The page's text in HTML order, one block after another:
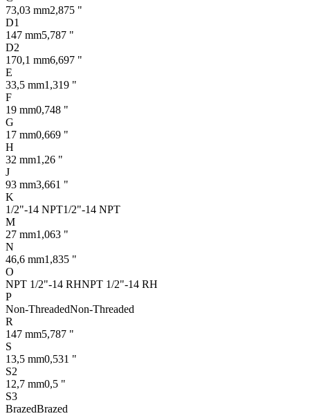
73,03 mm2,875 "
D1
147 mm5,787 "
D2
170,1 mm6,697 "
E
33,5 mm1,319 "
F
19 mm0,748 "
G
17 mm0,669 "
H
32 mm1,26 "
J
93 mm3,661 "
K
1/2"-14 NPT1/2"-14 NPT
M
27 mm1,063 "
N
46,6 mm1,835 "
O
NPT 1/2"-14 RHNPT 1/2"-14 RH
P
Non-ThreadedNon-Threaded
R
147 mm5,787 "
S
13,5 mm0,531 "
S2
12,7 mm0,5 "
S3
BrazedBrazed